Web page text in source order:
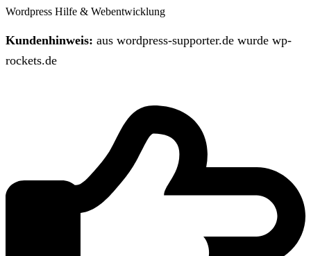
Wordpress Hilfe & Webentwicklung
Kundenhinweis: aus wordpress-supporter.de wurde wp-
rockets.de